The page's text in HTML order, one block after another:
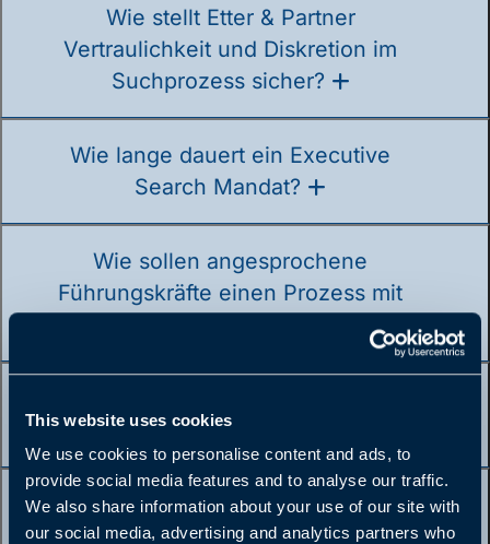
This website uses cookies
We use cookies to personalise content and ads, to
provide social media features and to analyse our traffic.
We also share information about your use of our site with
our social media, advertising and analytics partners who
Wie stellt Etter & Partner
Vertraulichkeit und Diskretion im
Suchprozess sicher?
Wie lange dauert ein Executive
Search Mandat?
Wie sollen angesprochene
Führungskräfte einen Prozess mit
Mandat erfolgreich abgeschlossen?
Wie steht Etter & Partner zum Thema
Diversität?